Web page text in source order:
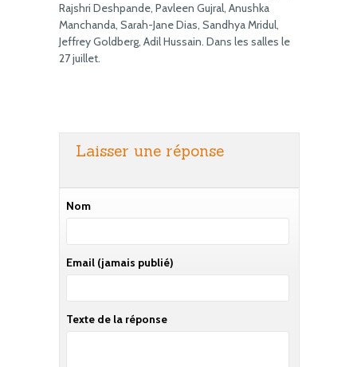
Rajshri Deshpande, Pavleen Gujral, Anushka
Manchanda, Sarah-Jane Dias, Sandhya Mridul,
Jeffrey Goldberg, Adil Hussain. Dans les salles le
27 juillet.
Laisser une réponse
Nom
Email (jamais publié)
Texte de la réponse